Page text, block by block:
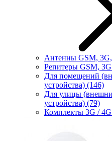
Антенны GSM,
Репитеры GSM, 3G
Для помещений
устройства) (146)
Для улицы
устройства) (79)
Комплекты 3G / 4G